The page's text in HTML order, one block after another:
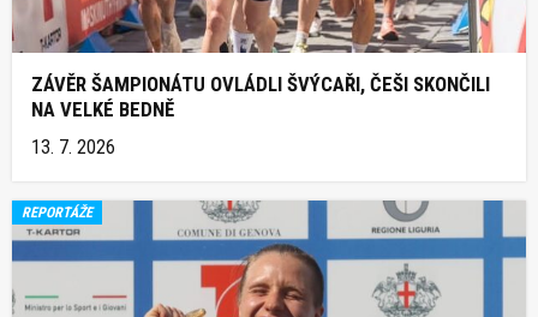
ZÁVĚR ŠAMPIONÁTU OVLÁDLI ŠVÝCAŘI, ČEŠI SKONČILI
NA VELKÉ BEDNĚ
13. 7. 2026
REPORTÁŽE